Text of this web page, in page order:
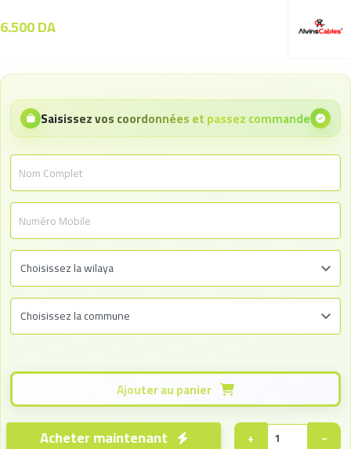
6.500DA
Saisissez vos coordonnées et passez commande
−
+